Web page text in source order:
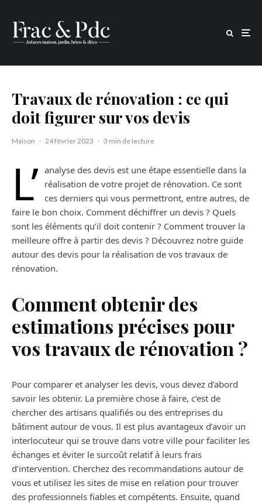
Travaux de rénovation : ce qui
doit figurer sur vos devis
Maison · 24 février 2023 · 3 min de lecture
L’ analyse des devis est une étape essentielle dans la
réalisation de votre projet de rénovation. Ce sont
ces derniers qui vous permettront, entre autres, de
faire le bon choix. Comment déchiffrer un devis ? Quels
sont les éléments qu’il doit contenir ? Comment trouver la
meilleure offre à partir des devis ? Découvrez notre guide
autour des devis pour la réalisation de vos travaux de
rénovation.
Comment obtenir des
estimations précises pour
vos travaux de rénovation ?
Pour comparer et analyser les devis, vous devez d’abord
savoir les obtenir. La première chose à faire, c’est de
chercher des artisans qualifiés ou des entreprises du
bâtiment autour de vous. Il est plus avantageux d’avoir un
interlocuteur qui se trouve dans votre ville pour faciliter les
échanges et éviter le surcoût relatif à leurs frais
d’intervention. Cherchez des recommandations autour de
vous et utilisez les sites de mise en relation pour trouver
des professionnels fiables et compétents. Ensuite, quand